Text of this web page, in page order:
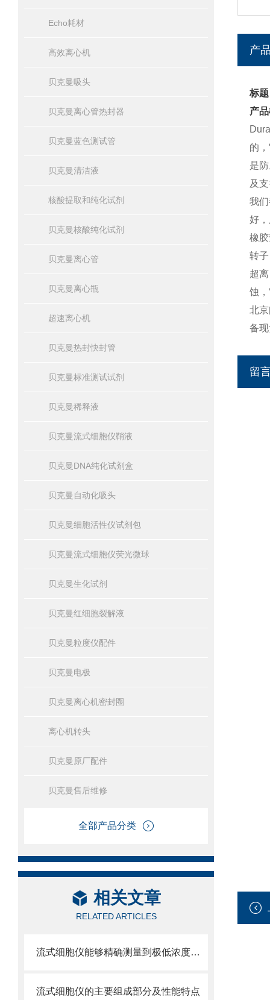
Echo耗材
高效离心机
贝克曼吸头
贝克曼离心管热封器
贝克曼蓝色测试管
贝克曼清洁液
核酸提取和纯化试剂
贝克曼核酸纯化试剂
贝克曼离心管
贝克曼离心瓶
超速离心机
贝克曼热封快封管
贝克曼标准测试试剂
贝克曼稀释液
贝克曼流式细胞仪鞘液
贝克曼DNA纯化试剂盒
贝克曼自动化吸头
贝克曼细胞活性仪试剂包
贝克曼流式细胞仪荧光微球
贝克曼生化试剂
贝克曼红细胞裂解液
贝克曼粒度仪配件
贝克曼电极
贝克曼离心机密封圈
离心机转头
贝克曼原厂配件
贝克曼售后维修
全部产品分类
相关文章
RELATED ARTICLES
流式细胞仪能够精确测量到极低浓度的标记物
流式细胞仪的主要组成部分及性能特点
产
标
产
的
是
及
我
好
橡
转
超
蚀
北
备
留